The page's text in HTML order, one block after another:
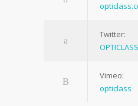
Twitter:
Vimeo:
opticlass